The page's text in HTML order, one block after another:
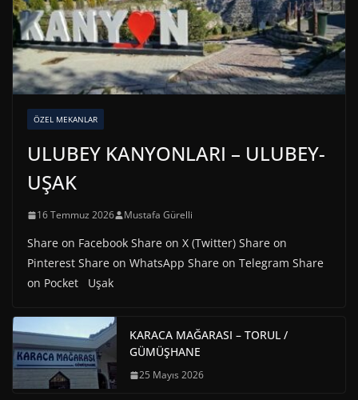
ÖZEL MEKANLAR
ULUBEY KANYONLARI – ULUBEY-
UŞAK
16 Temmuz 2026 Mustafa Gürelli
Share on Facebook Share on X (Twitter) Share on
Pinterest Share on WhatsApp Share on Telegram Share
on Pocket Uşak
KARACA MAĞARASI – TORUL /
GÜMÜŞHANE
25 Mayıs 2026